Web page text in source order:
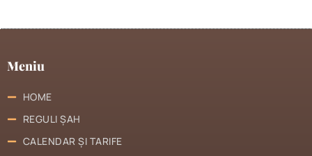
Meniu
HOME
REGULI ȘAH
CALENDAR ȘI TARIFE